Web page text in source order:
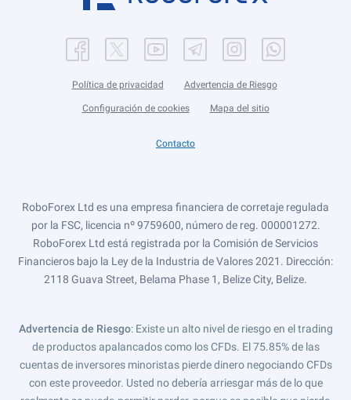
Política de privacidad Advertencia de Riesgo
Configuración de cookies Mapa del sitio
Contacto
RoboForex Ltd es una empresa financiera de corretaje regulada
por la FSC, licencia nº 9759600, número de reg. 000001272.
RoboForex Ltd está registrada por la Comisión de Servicios
Financieros bajo la Ley de la Industria de Valores 2021. Dirección:
2118 Guava Street, Belama Phase 1, Belize City, Belize.
Advertencia de Riesgo: Existe un alto nivel de riesgo en el trading
de productos apalancados como los CFDs. El 75.85% de las
cuentas de inversores minoristas pierde dinero negociando CFDs
con este proveedor. Usted no debería arriesgar más de lo que